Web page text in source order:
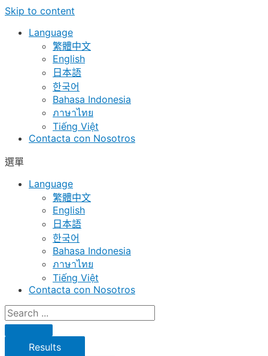
Skip to content
Language
繁體中文
English
日本語
한국어
Bahasa Indonesia
ภาษาไทย
Tiếng Việt
Contacta con Nosotros
選單
Language
繁體中文
English
日本語
한국어
Bahasa Indonesia
ภาษาไทย
Tiếng Việt
Contacta con Nosotros
Results